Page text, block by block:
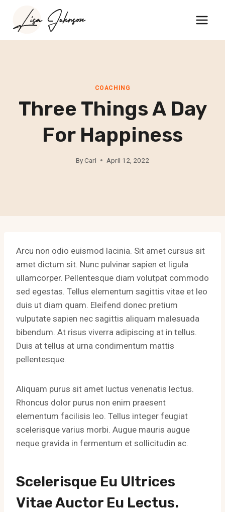
content
COACHING
Three Things A Day
For Happiness
ByCarl April 12, 2022
Arcu non odio euismod lacinia. Sit amet cursus sit
amet dictum sit. Nunc pulvinar sapien et ligula
ullamcorper. Pellentesque diam volutpat commodo
sed egestas. Tellus elementum sagittis vitae et leo
duis ut diam quam. Eleifend donec pretium
vulputate sapien nec sagittis aliquam malesuada
bibendum. At risus viverra adipiscing at in tellus.
Duis at tellus at urna condimentum mattis
pellentesque.
Aliquam purus sit amet luctus venenatis lectus.
Rhoncus dolor purus non enim praesent
elementum facilisis leo. Tellus integer feugiat
scelerisque varius morbi. Augue mauris augue
neque gravida in fermentum et sollicitudin ac.
Scelerisque Eu Ultrices
Vitae Auctor Eu Lectus.